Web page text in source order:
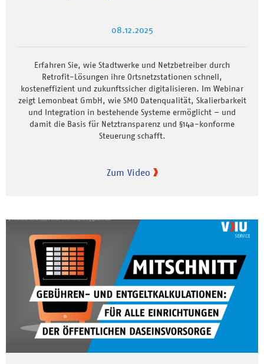
08.12.2025
Erfahren Sie, wie Stadtwerke und Netzbetreiber durch
Retrofit-Lösungen ihre Ortsnetzstationen schnell,
kosteneffizient und zukunftssicher digitalisieren. Im Webinar
zeigt Lemonbeat GmbH, wie SMO Datenqualität, Skalierbarkeit
und Integration in bestehende Systeme ermöglicht – und
damit die Basis für Netztransparenz und §14a-konforme
Steuerung schafft.
Zum Video